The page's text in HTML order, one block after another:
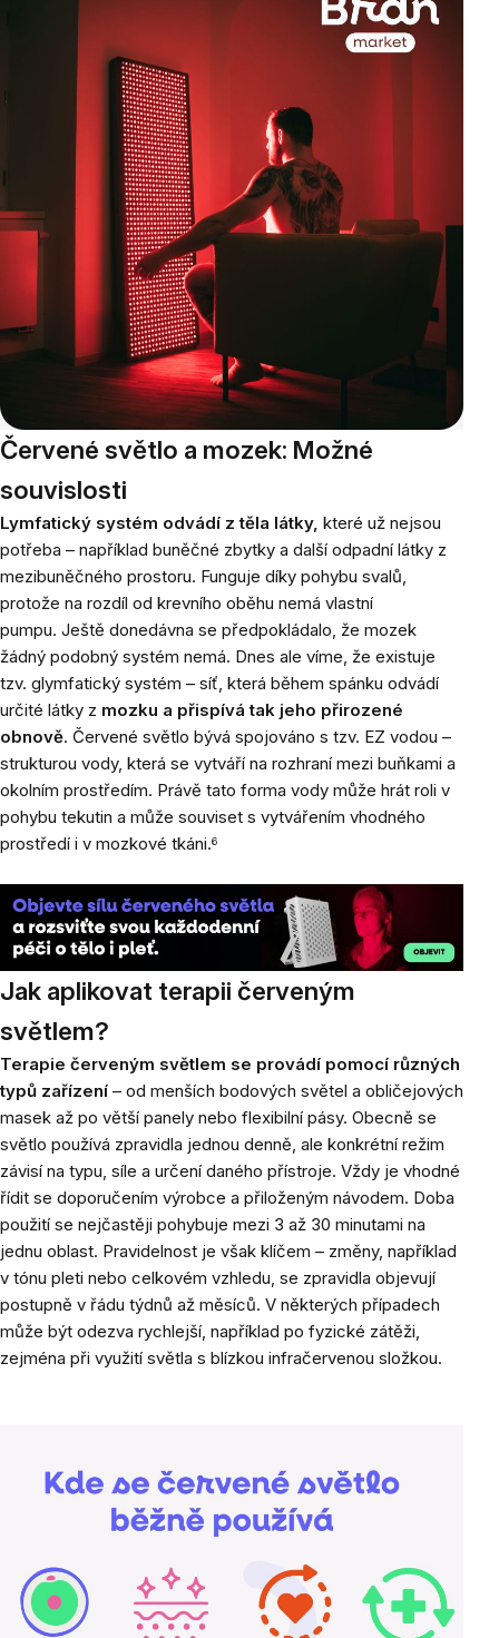
Červené světlo a mozek: Možné
souvislosti
Lymfatický systém odvádí z těla látky, které už nejsou
potřeba – například buněčné zbytky a další odpadní látky z
mezibuněčného prostoru. Funguje díky pohybu svalů,
protože na rozdíl od krevního oběhu nemá vlastní
pumpu. Ještě donedávna se předpokládalo, že mozek
žádný podobný systém nemá. Dnes ale víme, že existuje
tzv. glymfatický systém – síť, která během spánku odvádí
určité látky z mozku a přispívá tak jeho přirozené
obnově. Červené světlo bývá spojováno s tzv. EZ vodou –
strukturou vody, která se vytváří na rozhraní mezi buňkami a
okolním prostředím. Právě tato forma vody může hrát roli v
pohybu tekutin a může souviset s vytvářením vhodného
prostředí i v mozkové tkáni.6
Jak aplikovat terapii červeným
světlem?
Terapie červeným světlem se provádí pomocí různých
typů zařízení – od menších bodových světel a obličejových
masek až po větší panely nebo flexibilní pásy. Obecně se
světlo používá zpravidla jednou denně, ale konkrétní režim
závisí na typu, síle a určení daného přístroje. Vždy je vhodné
řídit se doporučením výrobce a přiloženým návodem. Doba
použití se nejčastěji pohybuje mezi 3 až 30 minutami na
jednu oblast. Pravidelnost je však klíčem – změny, například
v tónu pleti nebo celkovém vzhledu, se zpravidla objevují
postupně v řádu týdnů až měsíců. V některých případech
může být odezva rychlejší, například po fyzické zátěži,
zejména při využití světla s blízkou infračervenou složkou.